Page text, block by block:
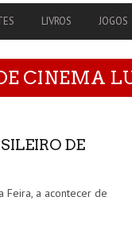
LIVROS JOGOS
CINEMA
DE
Feira, a acontecer de